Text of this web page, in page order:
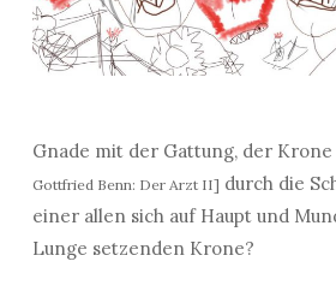
Gnade mit der Gattung, der
Gottfried Benn: Der Arzt II] durch die
einer allen sich auf Haupt und
Lunge setzenden Krone?